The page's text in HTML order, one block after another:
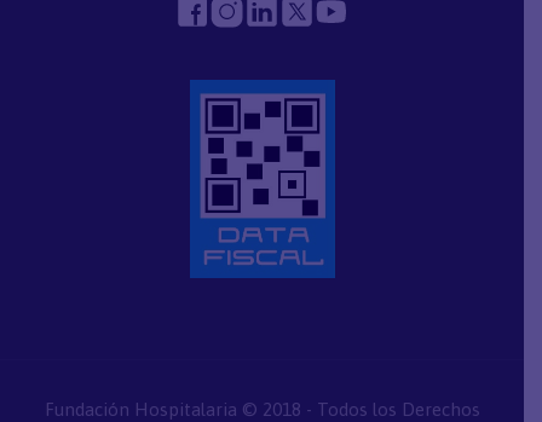
Fundación Hospitalaria © 2018 - Todos los Derechos